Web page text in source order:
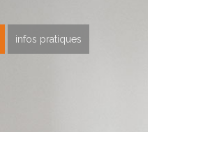
infos pratiques